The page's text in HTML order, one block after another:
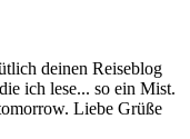
deinen Reiseblog
ich lese... so ein Mist.
Liebe Grüße